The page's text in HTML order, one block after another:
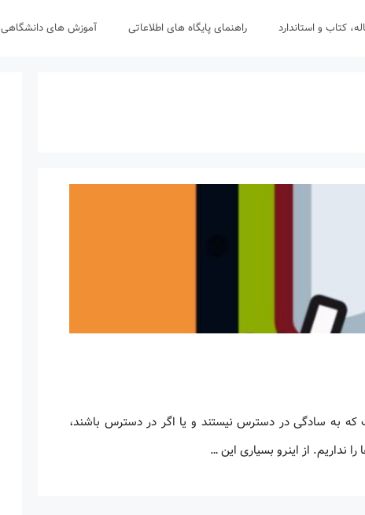
کتاب و استاندارد راهنمای پایگاه های اطلاعاتی آموزش های دانشگاهی
است که به سادگی در دسترس نیستند و یا اگر در دسترس باشند،
نداریم. از اینرو بسیاری این …